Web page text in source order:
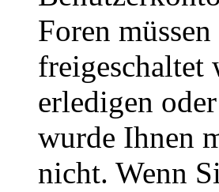
Foren
freigeschaltet
erledigen
wurde Ihnen
nicht. Wenn